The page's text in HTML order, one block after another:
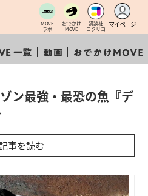
MOVE
ラボ
おでかけ
MOVE
講談社
コクリコ
マイページ
ン最強・最恐の魚『デ
事を読む